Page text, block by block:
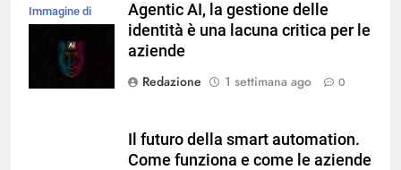
Immagine di
Agentic AI, la gestione delle
identità è una lacuna critica per le
aziende
Redazione
1 settimana ago 0
Il futuro della smart automation.
Come funziona e come le aziende